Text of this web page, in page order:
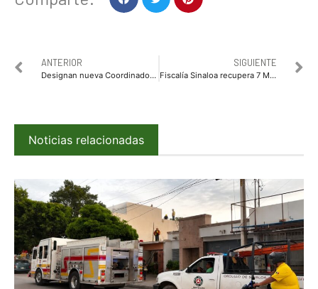
ANTERIOR
Designan nueva Coordinadora General del Centro de Justicia para las Mujeres del SESESP
SIGUIENTE
Fiscalía Sinaloa recupera 7 MDP desviados por ex funcionarios
Noticias relacionadas